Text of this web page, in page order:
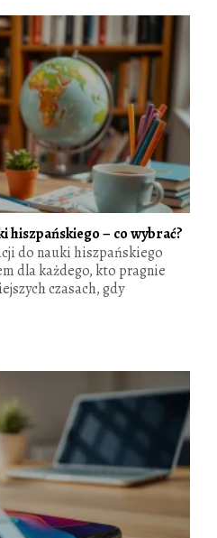
hiszpańskiego – co wybrać?
do nauki hiszpańskiego
dla każdego, kto pragnie
czasach, gdy